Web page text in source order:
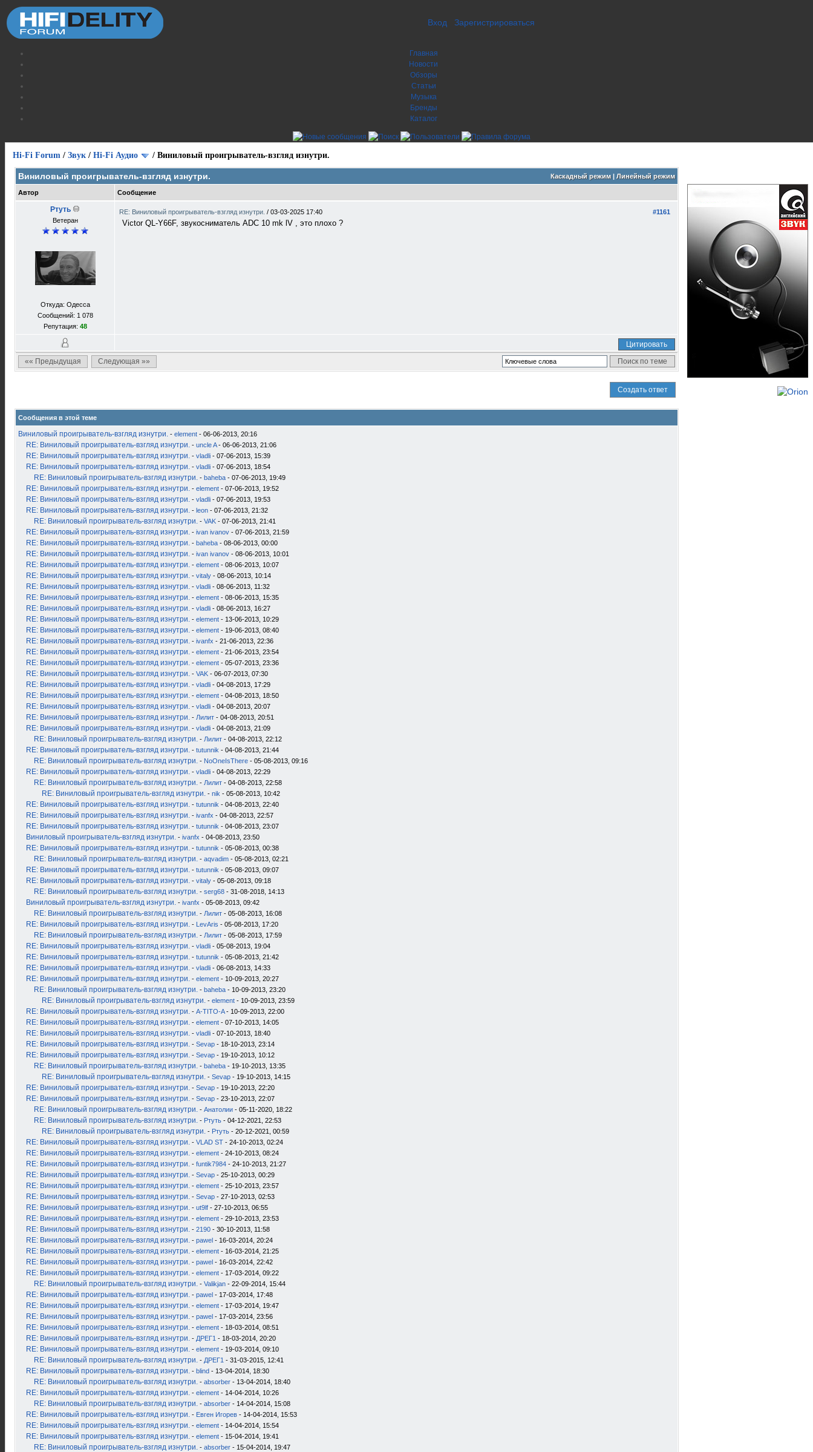
Вход Зарегистрироваться
Главная
Новости
Обзоры
Статьи
Музыка
Бренды
Каталог
Hi-Fi Forum / Звук / Hi-Fi Аудио / Виниловый проигрыватель-взгляд изнутри.
Каскадный режим| Линейный режим
Виниловый проигрыватель-взгляд изнутри.
Автор Сообщение
Ртуть
Ветеран
Откуда: Одесса
Сообщений: 1 078
Репутация: 48
#1161
RE: Виниловый проигрыватель-взгляд изнутри. / 03-03-2025 17:40
Victor QL-Y66F, звукосниматель ADC 10 mk lV , это плохо ?
Цитировать
«« Предыдущая
Следующая »»
Создать ответ
Сообщения в этой теме
Виниловый проигрыватель-взгляд изнутри. - element - 06-06-2013, 20:16
RE: Виниловый проигрыватель-взгляд изнутри. - uncle A- 06-06-2013, 21:06
RE: Виниловый проигрыватель-взгляд изнутри. - vladli - 07-06-2013, 15:39
RE: Виниловый проигрыватель-взгляд изнутри. - vladli - 07-06-2013, 18:54
RE: Виниловый проигрыватель-взгляд изнутри. - baheba - 07-06-2013, 19:49
RE: Виниловый проигрыватель-взгляд изнутри. - element - 07-06-2013, 19:52
RE: Виниловый проигрыватель-взгляд изнутри. - vladli - 07-06-2013, 19:53
RE: Виниловый проигрыватель-взгляд изнутри. - leon - 07-06-2013, 21:32
RE: Виниловый проигрыватель-взгляд изнутри. - VAK - 07-06-2013, 21:41
RE: Виниловый проигрыватель-взгляд изнутри. - ivan ivanov - 07-06-2013, 21:59
RE: Виниловый проигрыватель-взгляд изнутри. - baheba - 08-06-2013, 00:00
RE: Виниловый проигрыватель-взгляд изнутри. - ivan ivanov - 08-06-2013, 10:01
RE: Виниловый проигрыватель-взгляд изнутри. - element - 08-06-2013, 10:07
RE: Виниловый проигрыватель-взгляд изнутри. - vitaly - 08-06-2013, 10:14
RE: Виниловый проигрыватель-взгляд изнутри. - vladli - 08-06-2013, 11:32
RE: Виниловый проигрыватель-взгляд изнутри. - element - 08-06-2013, 15:35
RE: Виниловый проигрыватель-взгляд изнутри. - vladli - 08-06-2013, 16:27
RE: Виниловый проигрыватель-взгляд изнутри. - element - 13-06-2013, 10:29
RE: Виниловый проигрыватель-взгляд изнутри. - element - 19-06-2013, 08:40
RE: Виниловый проигрыватель-взгляд изнутри. - ivanfx - 21-06-2013, 22:36
RE: Виниловый проигрыватель-взгляд изнутри. - element - 21-06-2013, 23:54
RE: Виниловый проигрыватель-взгляд изнутри. - element - 05-07-2013, 23:36
RE: Виниловый проигрыватель-взгляд изнутри. - VAK - 06-07-2013, 07:30
RE: Виниловый проигрыватель-взгляд изнутри. - vladli - 04-08-2013, 17:29
RE: Виниловый проигрыватель-взгляд изнутри. - element - 04-08-2013, 18:50
RE: Виниловый проигрыватель-взгляд изнутри. - vladli - 04-08-2013, 20:07
RE: Виниловый проигрыватель-взгляд изнутри. - Лилит - 04-08-2013, 20:51
RE: Виниловый проигрыватель-взгляд изнутри. - vladli - 04-08-2013, 21:09
RE: Виниловый проигрыватель-взгляд изнутри. - Лилит - 04-08-2013, 22:12
RE: Виниловый проигрыватель-взгляд изнутри. - tutunnik - 04-08-2013, 21:44
RE: Виниловый проигрыватель-взгляд изнутри. - NoOneIsThere - 05-08-2013, 09:16
RE: Виниловый проигрыватель-взгляд изнутри. - vladli - 04-08-2013, 22:29
RE: Виниловый проигрыватель-взгляд изнутри. - Лилит - 04-08-2013, 22:58
RE: Виниловый проигрыватель-взгляд изнутри. - nik - 05-08-2013, 10:42
RE: Виниловый проигрыватель-взгляд изнутри. - tutunnik - 04-08-2013, 22:40
RE: Виниловый проигрыватель-взгляд изнутри. - ivanfx - 04-08-2013, 22:57
RE: Виниловый проигрыватель-взгляд изнутри. - tutunnik - 04-08-2013, 23:07
Виниловый проигрыватель-взгляд изнутри. - ivanfx - 04-08-2013, 23:50
RE: Виниловый проигрыватель-взгляд изнутри. - tutunnik - 05-08-2013, 00:38
RE: Виниловый проигрыватель-взгляд изнутри. - aqvadim - 05-08-2013, 02:21
RE: Виниловый проигрыватель-взгляд изнутри. - tutunnik - 05-08-2013, 09:07
RE: Виниловый проигрыватель-взгляд изнутри. - vitaly - 05-08-2013, 09:18
RE: Виниловый проигрыватель-взгляд изнутри. - serg68 - 31-08-2018, 14:13
Виниловый проигрыватель-взгляд изнутри. - ivanfx - 05-08-2013, 09:42
RE: Виниловый проигрыватель-взгляд изнутри. - Лилит - 05-08-2013, 16:08
RE: Виниловый проигрыватель-взгляд изнутри. - LevAris - 05-08-2013, 17:20
RE: Виниловый проигрыватель-взгляд изнутри. - Лилит - 05-08-2013, 17:59
RE: Виниловый проигрыватель-взгляд изнутри. - vladli - 05-08-2013, 19:04
RE: Виниловый проигрыватель-взгляд изнутри. - tutunnik - 05-08-2013, 21:42
RE: Виниловый проигрыватель-взгляд изнутри. - vladli - 06-08-2013, 14:33
RE: Виниловый проигрыватель-взгляд изнутри. - element - 10-09-2013, 20:27
RE: Виниловый проигрыватель-взгляд изнутри. - baheba - 10-09-2013, 23:20
RE: Виниловый проигрыватель-взгляд изнутри. - element - 10-09-2013, 23:59
RE: Виниловый проигрыватель-взгляд изнутри. - A-TITO-A- 10-09-2013, 22:00
RE: Виниловый проигрыватель-взгляд изнутри. - element - 07-10-2013, 14:05
RE: Виниловый проигрыватель-взгляд изнутри. - vladli - 07-10-2013, 18:40
RE: Виниловый проигрыватель-взгляд изнутри. - Sevap - 18-10-2013, 23:14
RE: Виниловый проигрыватель-взгляд изнутри. - Sevap - 19-10-2013, 10:12
RE: Виниловый проигрыватель-взгляд изнутри. - baheba - 19-10-2013, 13:35
RE: Виниловый проигрыватель-взгляд изнутри. - Sevap - 19-10-2013, 14:15
RE: Виниловый проигрыватель-взгляд изнутри. - Sevap - 19-10-2013, 22:20
RE: Виниловый проигрыватель-взгляд изнутри. - Sevap - 23-10-2013, 22:07
RE: Виниловый проигрыватель-взгляд изнутри. - Анатолии - 05-11-2020, 18:22
RE: Виниловый проигрыватель-взгляд изнутри. - Ртуть - 04-12-2021, 22:53
RE: Виниловый проигрыватель-взгляд изнутри. - Ртуть - 20-12-2021, 00:59
RE: Виниловый проигрыватель-взгляд изнутри. - VLAD ST - 24-10-2013, 02:24
RE: Виниловый проигрыватель-взгляд изнутри. - element - 24-10-2013, 08:24
RE: Виниловый проигрыватель-взгляд изнутри. - funtik7984 - 24-10-2013, 21:27
RE: Виниловый проигрыватель-взгляд изнутри. - Sevap - 25-10-2013, 00:29
RE: Виниловый проигрыватель-взгляд изнутри. - element - 25-10-2013, 23:57
RE: Виниловый проигрыватель-взгляд изнутри. - Sevap - 27-10-2013, 02:53
RE: Виниловый проигрыватель-взгляд изнутри. - ut9lf - 27-10-2013, 06:55
RE: Виниловый проигрыватель-взгляд изнутри. - element - 29-10-2013, 23:53
RE: Виниловый проигрыватель-взгляд изнутри. - 2190 - 30-10-2013, 11:58
RE: Виниловый проигрыватель-взгляд изнутри. - pawel - 16-03-2014, 20:24
RE: Виниловый проигрыватель-взгляд изнутри. - element - 16-03-2014, 21:25
RE: Виниловый проигрыватель-взгляд изнутри. - pawel - 16-03-2014, 22:42
RE: Виниловый проигрыватель-взгляд изнутри. - element - 17-03-2014, 09:22
RE: Виниловый проигрыватель-взгляд изнутри. - Valikjan - 22-09-2014, 15:44
RE: Виниловый проигрыватель-взгляд изнутри. - pawel - 17-03-2014, 17:48
RE: Виниловый проигрыватель-взгляд изнутри. - element - 17-03-2014, 19:47
RE: Виниловый проигрыватель-взгляд изнутри. - pawel - 17-03-2014, 23:56
RE: Виниловый проигрыватель-взгляд изнутри. - element - 18-03-2014, 08:51
RE: Виниловый проигрыватель-взгляд изнутри. - ДРЕГ1 - 18-03-2014, 20:20
RE: Виниловый проигрыватель-взгляд изнутри. - element - 19-03-2014, 09:10
RE: Виниловый проигрыватель-взгляд изнутри. - ДРЕГ1 - 31-03-2015, 12:41
RE: Виниловый проигрыватель-взгляд изнутри. - blind - 13-04-2014, 18:30
RE: Виниловый проигрыватель-взгляд изнутри. - absorber - 13-04-2014, 18:40
RE: Виниловый проигрыватель-взгляд изнутри. - element - 14-04-2014, 10:26
RE: Виниловый проигрыватель-взгляд изнутри. - absorber - 14-04-2014, 15:08
RE: Виниловый проигрыватель-взгляд изнутри. - Евген Игорев - 14-04-2014, 15:53
RE: Виниловый проигрыватель-взгляд изнутри. - element - 14-04-2014, 15:54
RE: Виниловый проигрыватель-взгляд изнутри. - element - 15-04-2014, 19:41
RE: Виниловый проигрыватель-взгляд изнутри. - absorber - 15-04-2014, 19:47